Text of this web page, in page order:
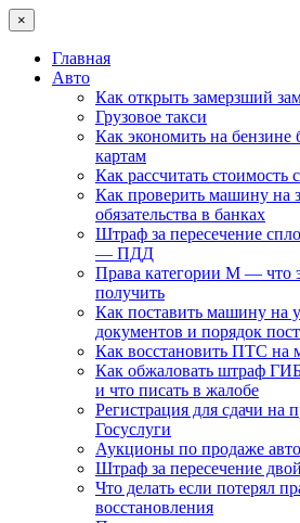
×
Главная
Авто
Как открыть замерзший
Грузовое такси
Как экономить на бензине
картам
Как рассчитать
Как проверить машину на
обязательства в банках
Штраф за пересечение
— ПДД
Права категории М — что
получить
Как поставить машину на
документов и порядок
Как восстановить ПТС на
Как обжаловать штраф
и что писать в жалобе
Регистрация для сдачи на
Госуслуги
Аукционы по продаже
Штраф за пересечение
Что делать если потерял
восстановления